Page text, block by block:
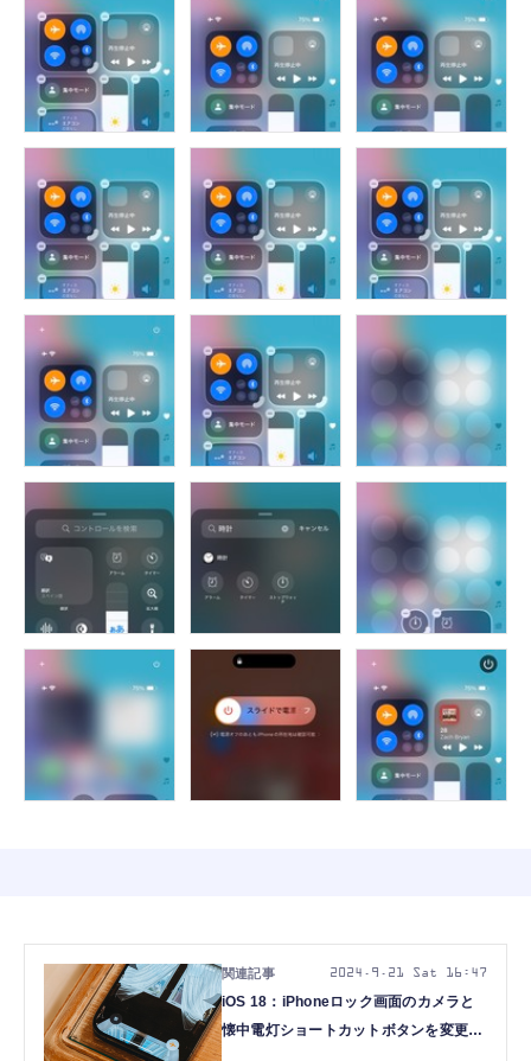
iOS 18：iPhoneロック画面のカメラと
懐中電灯ショートカットボタンを変更す
2024.9.21 Sat 16:47